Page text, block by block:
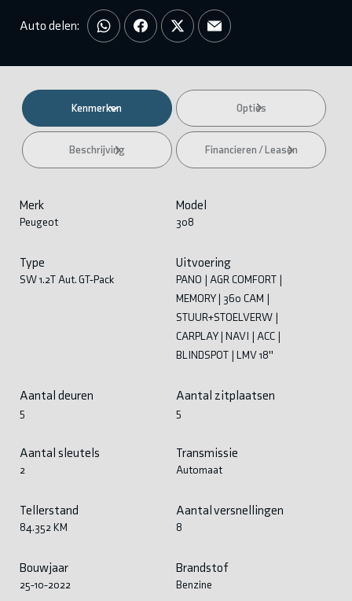
Auto delen:
Kenmerken Opties
Beschrijving Financieren / Leasen
Merk
Peugeot
Model
308
Type
SW 1.2T Aut. GT-Pack
Uitvoering
PANO | AGR COMFORT |
MEMORY | 360 CAM |
STUUR+STOELVERW |
CARPLAY | NAVI | ACC |
BLINDSPOT | LMV 18''
Aantal deuren
5
Aantal zitplaatsen
5
Aantal sleutels
2
Transmissie
Automaat
Tellerstand
84.352 KM
Aantal versnellingen
8
Bouwjaar
25-10-2022
Brandstof
Benzine